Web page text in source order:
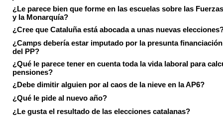
¿Le parece bien que forme en las escuelas sobre las
y la Monarquía?
¿Cree que Cataluña está abocada a unas nuevas
¿Camps debería estar imputado por la presunta
del PP?
¿Qué le parece tener en cuenta toda la vida laboral para
pensiones?
¿Debe dimitir alguien por al caos de la nieve en la AP6?
¿Qué le pide al nuevo año?
¿Le gusta el resultado de las elecciones catalanas?